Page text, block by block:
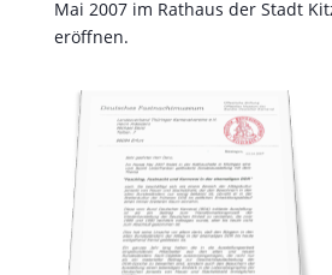
Mai 2007 im Rathaus der Stadt
eröffnen.